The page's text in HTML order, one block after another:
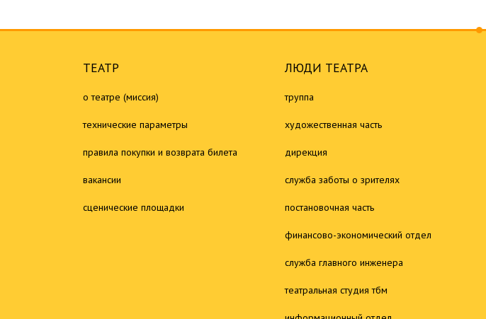
ТЕАТР
о театре (миссия)
технические параметры
правила покупки и возврата билета
вакансии
сценические площадки
ЛЮДИ ТЕАТРА
труппа
художественная часть
дирекция
служба заботы о зрителях
постановочная часть
финансово-экономический отдел
служба главного инженера
театральная студия тбм